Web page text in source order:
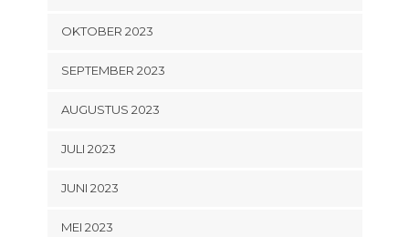
OKTOBER 2023
SEPTEMBER 2023
AUGUSTUS 2023
JULI 2023
JUNI 2023
MEI 2023